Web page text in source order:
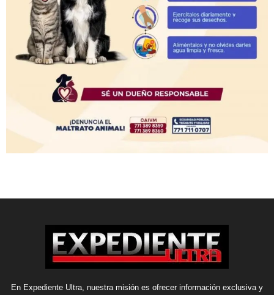
En Expediente Ultra, nuestra misión es ofrecer información exclusiva y